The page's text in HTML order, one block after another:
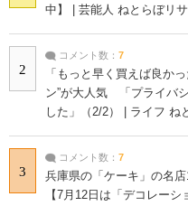
中】 | 芸能人 ねとらぼリ
2
コメント数： 7
「もっと早く買えば良か
ン”が大人気 「プライバ
した」（2/2） | ライフ ね
3
コメント数： 7
兵庫県の「ケーキ」の名
【7月12日は「デコレー